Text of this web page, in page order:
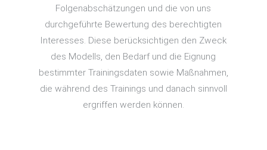
Folgenabschätzungen und die von uns
durchgeführte Bewertung des berechtigten
Interesses. Diese berücksichtigen den Zweck
des Modells, den Bedarf und die Eignung
bestimmter Trainingsdaten sowie Maßnahmen,
die während des Trainings und danach sinnvoll
ergriffen werden können.